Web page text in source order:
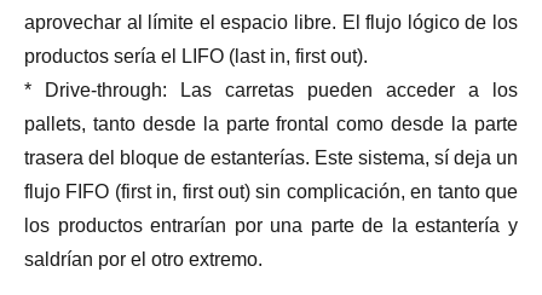
aprovechar al límite el espacio libre. El flujo lógico de los
productos sería el LIFO (last in, first out).
* Drive-through: Las carretas pueden acceder a los
pallets, tanto desde la parte frontal como desde la parte
trasera del bloque de estanterías. Este sistema, sí deja un
flujo FIFO (first in, first out) sin complicación, en tanto que
los productos entrarían por una parte de la estantería y
saldrían por el otro extremo.